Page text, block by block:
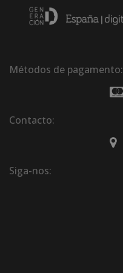
Métodos de pagamento:
Contacto:
Siga-nos: